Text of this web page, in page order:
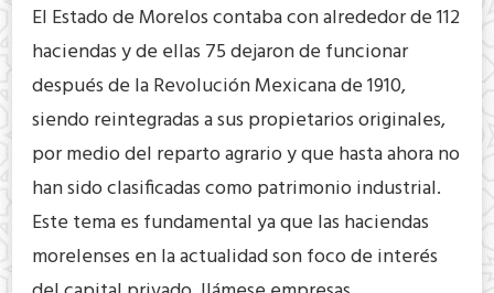
El Estado de Morelos contaba con alrededor de 112
haciendas y de ellas 75 dejaron de funcionar
después de la Revolución Mexicana de 1910,
siendo reintegradas a sus propietarios originales,
por medio del reparto agrario y que hasta ahora no
han sido clasificadas como patrimonio industrial.
Este tema es fundamental ya que las haciendas
morelenses en la actualidad son foco de interés